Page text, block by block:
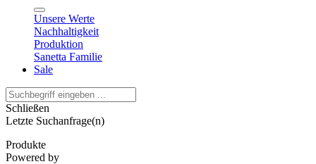
Unsere Werte
Nachhaltigkeit
Produktion
Sanetta Familie
Sale
Schließen
Letzte Suchanfrage(n)
Produkte
Powered by